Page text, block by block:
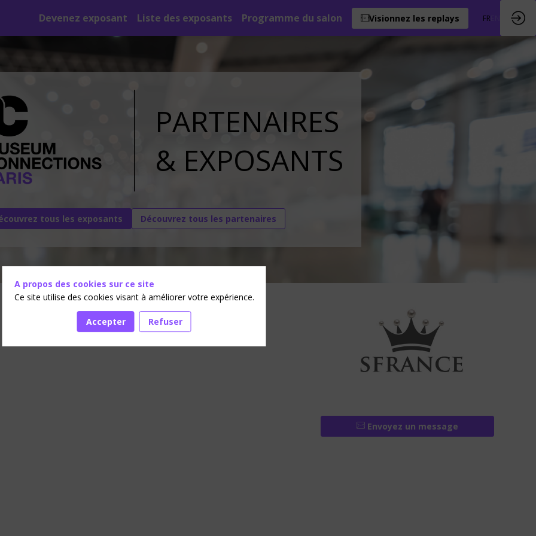
Devenez exposant Liste des exposants Programme du salon Visionnez les replays FR
PARTENAIRES
& EXPOSANTS
tous les exposants Découvrez tous les partenaires
Envoyez un message
A propos des cookies sur ce site
Ce site utilise des cookies visant à améliorer votre expérience.
Accepter Refuser